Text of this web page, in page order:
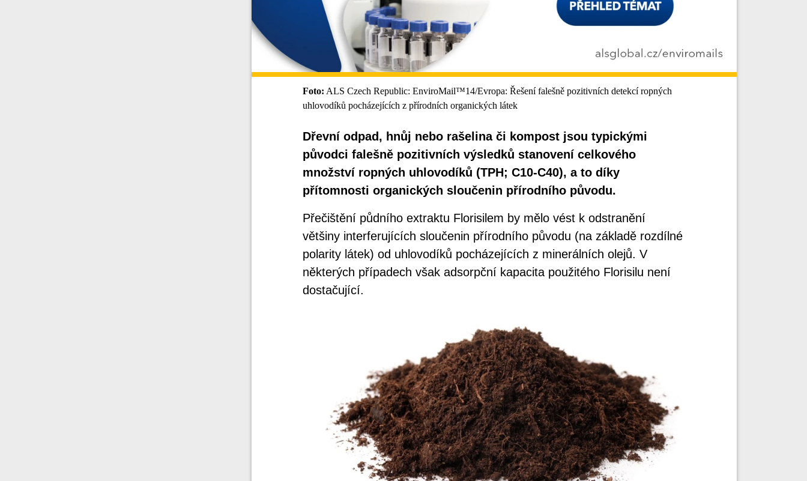
Foto: ALS Czech Republic: EnviroMail™14/Evropa: Řešení falešně pozitivních detekcí ropných
uhlovodíků pocházejících z přírodních organických látek
Dřevní odpad, hnůj nebo rašelina či kompost jsou typickými
původci falešně pozitivních výsledků stanovení celkového
množství ropných uhlovodíků (TPH; C10-C40), a to díky
přítomnosti organických sloučenin přírodního původu.
Přečištění půdního extraktu Florisilem by mělo vést k odstranění
většiny interferujících sloučenin přírodního původu (na základě rozdílné
polarity látek) od uhlovodíků pocházejících z minerálních olejů. V
některých případech však adsorpční kapacita použitého Florisilu není
dostačující.